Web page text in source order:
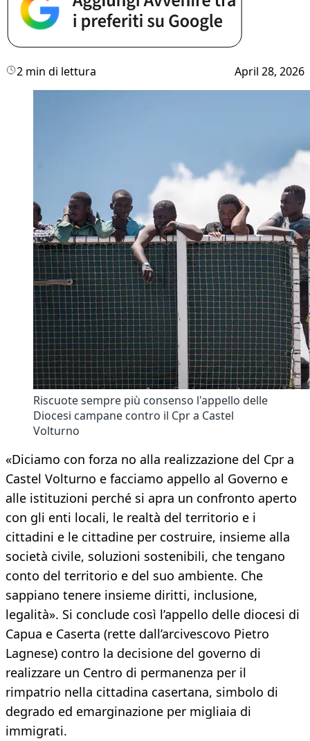
2 min di lettura April 28, 2026
Riscuote sempre più consenso l'appello delle
Diocesi campane contro il Cpr a Castel
Volturno
«Diciamo con forza no alla realizzazione del Cpr a
Castel Volturno e facciamo appello al Governo e
alle istituzioni perché si apra un confronto aperto
con gli enti locali, le realtà del territorio e i
cittadini e le cittadine per costruire, insieme alla
società civile, soluzioni sostenibili, che tengano
conto del territorio e del suo ambiente. Che
sappiano tenere insieme diritti, inclusione,
legalità». Si conclude così l’appello delle diocesi di
Capua e Caserta (rette dall’arcivescovo Pietro
Lagnese) contro la decisione del governo di
realizzare un Centro di permanenza per il
rimpatrio nella cittadina casertana, simbolo di
degrado ed emarginazione per migliaia di
immigrati.